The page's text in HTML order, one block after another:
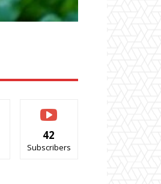
42
Subscribers